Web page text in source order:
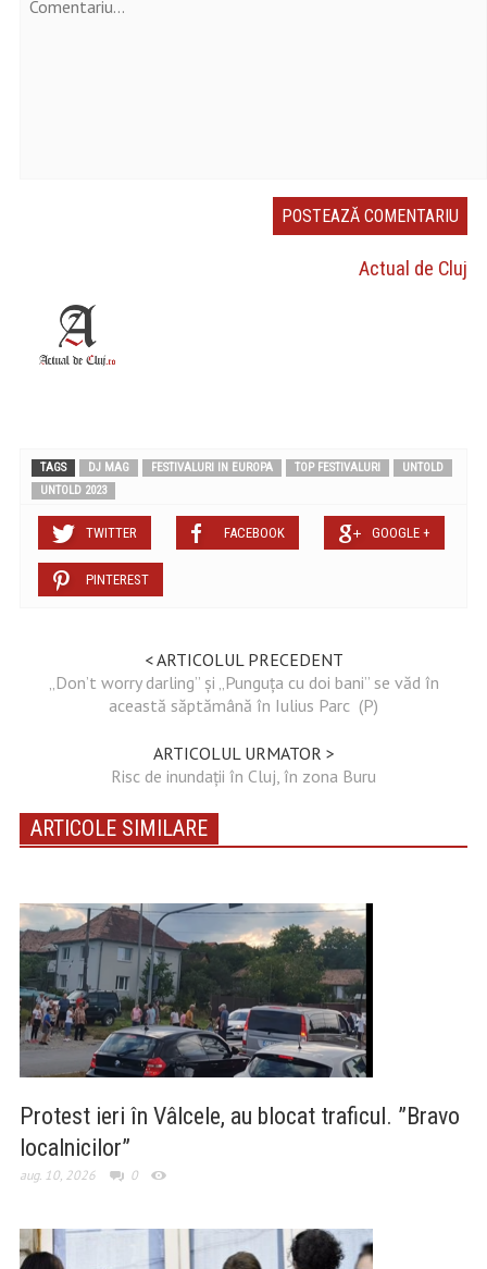
Actual de Cluj
TAGS DJ MAG FESTIVALURI IN EUROPA TOP FESTIVALURI
UNTOLD
UNTOLD 2023
TWITTER FACEBOOK GOOGLE +
PINTEREST
< ARTICOLUL PRECEDENT
„Don’t worry darling” și „Punguța cu doi bani” se văd în
această săptămână în Iulius Parc (P)
ARTICOLUL URMATOR >
Risc de inundații în Cluj, în zona Buru
ARTICOLE SIMILARE
Protest ieri în Vâlcele, au blocat traficul. ”Bravo
localnicilor”
aug. 10, 2026 0